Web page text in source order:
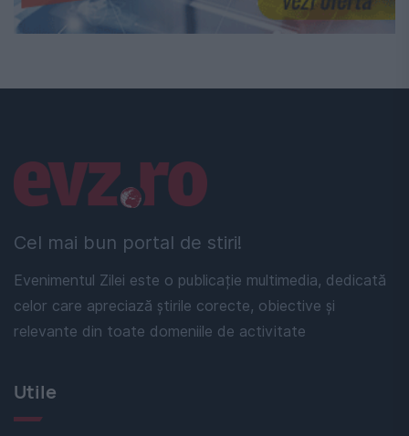
Cel mai bun portal de stiri!
Evenimentul Zilei este o publicație multimedia, dedicată
celor care apreciază știrile corecte, obiective și
relevante din toate domeniile de activitate
Linkuri utile
Utile